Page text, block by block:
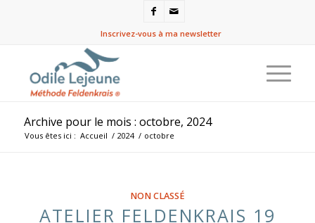
Inscrivez-vous à ma newsletter
Archive pour le mois : octobre, 2024
Vous êtes ici : Accueil / 2024 / octobre
NON CLASSÉ
ATELIER FELDENKRAIS 19